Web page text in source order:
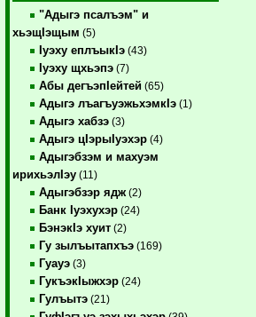
"Адыгэ псалъэм" и
хьэщIэщым (5)
Iуэху еплъыкIэ (43)
Iуэху щхьэпэ (7)
Абы дегъэпIейтей (65)
Адыгэ лъагъуэжьхэмкIэ (1)
Адыгэ хабзэ (3)
Адыгэ цIэрыIуэхэр (4)
Адыгэбзэм и махуэм
ирихьэлIэу (11)
Адыгэбзэр ядж (2)
Банк Iуэхухэр (24)
БэнэкIэ хуит (2)
Гу зылъытапхъэ (169)
Гуауэ (3)
ГукъэкIыжхэр (24)
Гулъытэ (21)